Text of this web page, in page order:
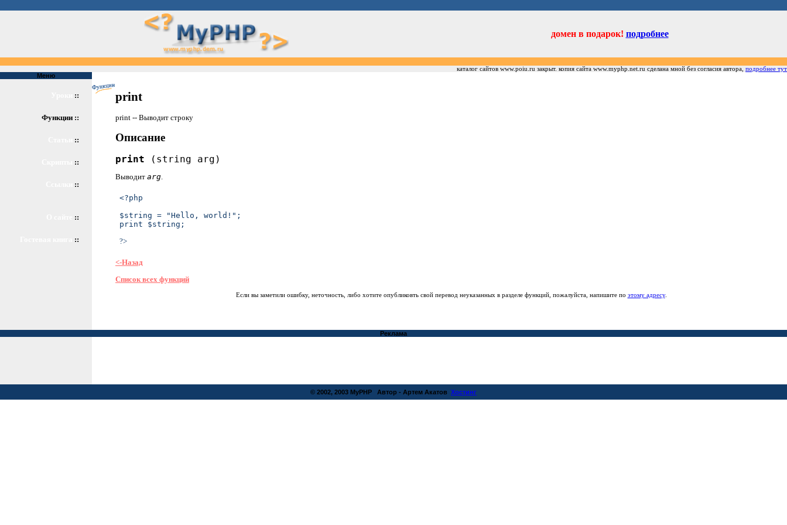
домен в подарок! подробнее
каталог сайтов www.poiu.ru закрыт. копия сайта www.myphp.net.ru сделана мной без согласия автора, подробнее тут
Меню
::
Функции ::
::
::
::
::
::
print
print -- Выводит строку
Описание
print (string arg)
Выводит arg
<?php
$string = "Hello, world!";
print $string;
?>
<-Назад
Список всех функций
Если вы заметили ошибку, неточность, либо хотите опубликовть свой перевод неуказанных в разделе функций, пожалуйста, напишите по этому адресу.
Реклама
© 2002, 2003 MyPHP Автор - Артем Акатов Хостинг